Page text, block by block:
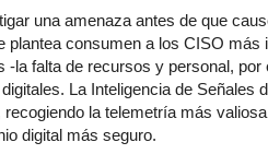
una amenaza antes de que
plantea consumen a los CISO
-la falta de recursos y personal,
La Inteligencia de Señales
la telemetría más
digital más seguro.